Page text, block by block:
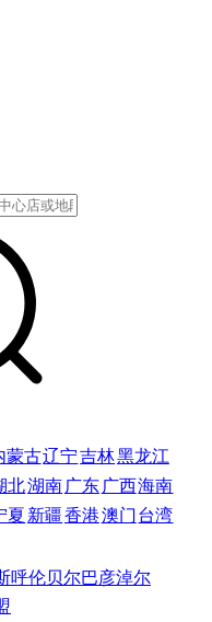
蒙古辽宁吉林黑龙江
北湖南 广东 广西海南
夏 新疆香港澳门 台湾
呼伦贝尔巴彦淖尔